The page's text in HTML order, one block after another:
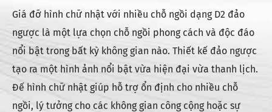
Giá đỡ hình chữ nhật với nhiều chỗ ngồi dạng D2 đảo
ngược là một lựa chọn chỗ ngồi phong cách và độc đáo
nổi bật trong bất kỳ không gian nào. Thiết kế đảo ngược
tạo ra một hình ảnh nổi bật vừa hiện đại vừa thanh lịch.
Đế hình chữ nhật giúp hỗ trợ ổn định cho nhiều chỗ
ngồi, lý tưởng cho các không gian công cộng hoặc sự